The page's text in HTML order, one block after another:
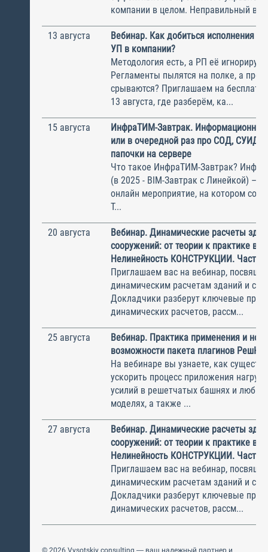
компании в целом. Неправильный
13 августа
Вебинар. Как добиться исполнения
УП в компании?
Методология есть, а РП её
Регламенты пылятся на полке, а
срываются? Приглашаем на
13 августа, где разберём, ка...
15 августа
ИнфраТИМ-Завтрак.
или в очередной раз про СОД, СУИД и
папочки на сервере
Что такое ИнфраТИМ-Завтрак?
(в 2025 - BIM-Завтрак с Линейкой) –
онлайн мероприятие, на котором
Т...
20 августа
Вебинар. Динамические расчеты
сооружений: от теории к практике в
Нелинейность КОНСТРУКЦИИ. Часть 1
Приглашаем вас на вебинар,
динамическим расчетам зданий и
Докладчики разберут ключевые
динамических расчетов, рассм...
25 августа
Вебинар. Практика применения и
возможности пакета плагинов РешК к
На вебинаре вы узнаете, как
ускорить процесс приложения
усилий в решетчатых башнях и
моделях, а также ...
27 августа
Вебинар. Динамические расчеты
сооружений: от теории к практике в
Нелинейность КОНСТРУКЦИИ. Часть 2
Приглашаем вас на вебинар,
динамическим расчетам зданий и
Докладчики разберут ключевые
динамических расчетов, рассм...
© 2026 Vysotskiy consulting — ваш надежный партнер и